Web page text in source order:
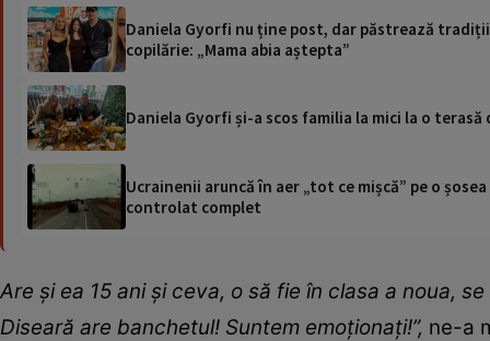
Daniela Gyorfi nu ține post, dar păstrează
copilărie: „Mama abia aștepta”
Daniela Gyorfi și-a scos familia la mici la o terasă
Ucrainenii aruncă în aer „tot ce mișcă” pe o
controlat complet
Are și ea 15 ani și ceva, o să fie în clasa a noua, se
Diseară are banchetul! Suntem emoționați!”, ne-a